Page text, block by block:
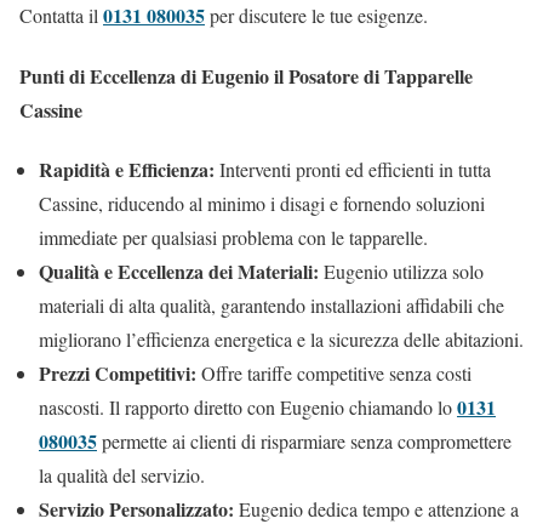
Contatta il0131 080035per discutere le tue esigenze.
Punti di Eccellenza di Eugenio il Posatore di Tapparelle
Cassine
Rapidità e Efficienza: Interventi pronti ed efficienti in tutta
Cassine, riducendo al minimo i disagi e fornendo soluzioni
immediate per qualsiasi problema con le tapparelle.
Qualità e Eccellenza dei Materiali: Eugenio utilizza solo
materiali di alta qualità, garantendo installazioni affidabili che
migliorano l’efficienza energetica e la sicurezza delle abitazioni.
Prezzi Competitivi: Offre tariffe competitive senza costi
nascosti. Il rapporto diretto con Eugenio chiamando lo0131
080035permette ai clienti di risparmiare senza compromettere
la qualità del servizio.
Servizio Personalizzato: Eugenio dedica tempo e attenzione a